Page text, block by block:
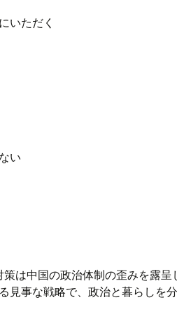
いただく
い
策は中国の政治体制の歪みを露呈
見事な戦略で、政治と暮らしを分